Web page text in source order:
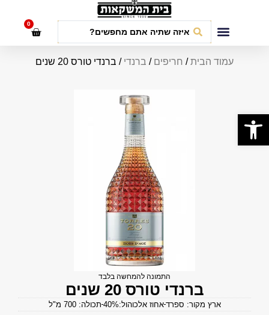
0
עמוד הבית/ חריפים / ברנדי / ברנדי טורס 20 שנים
התמונה להמחשה בלבד
ברנדי טורס 20 שנים
ארץ מקור: ספרד אחוז אלכוהול:40% תכולה: 700 מ"ל
פתח סרגל נגישות